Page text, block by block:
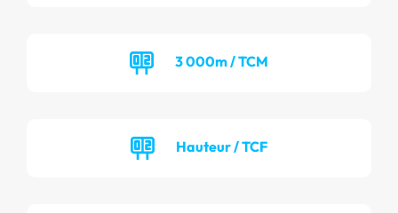
3 000m / TCM
Hauteur / TCF